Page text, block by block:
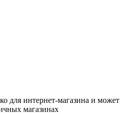
для интернет-магазина и может
магазинах